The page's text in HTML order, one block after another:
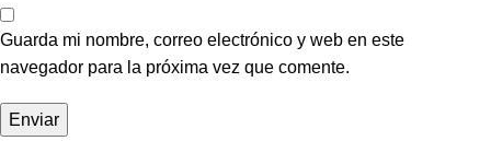
Guarda mi nombre, correo electrónico y web en este
navegador para la próxima vez que comente.